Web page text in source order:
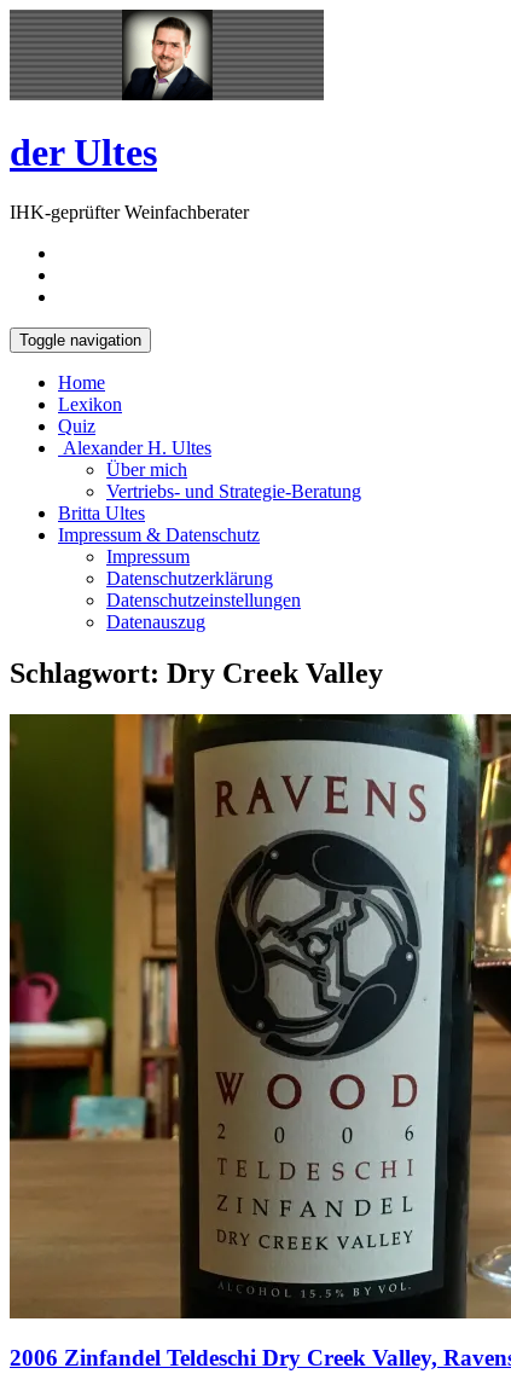
Skip
to
content
Open
Sidebar
der Ultes
IHK-geprüfter Weinfachberater
Toggle navigation
Home
Lexikon
Quiz
Alexander H. Ultes
Über mich
Vertriebs- und Strategie-Beratung
Britta Ultes
Impressum & Datenschutz
Impressum
Datenschutzerklärung
Datenschutzeinstellungen
Datenauszug
Schlagwort: Dry Creek Valley
2006 Zinfandel Teldeschi Dry Creek Valley,